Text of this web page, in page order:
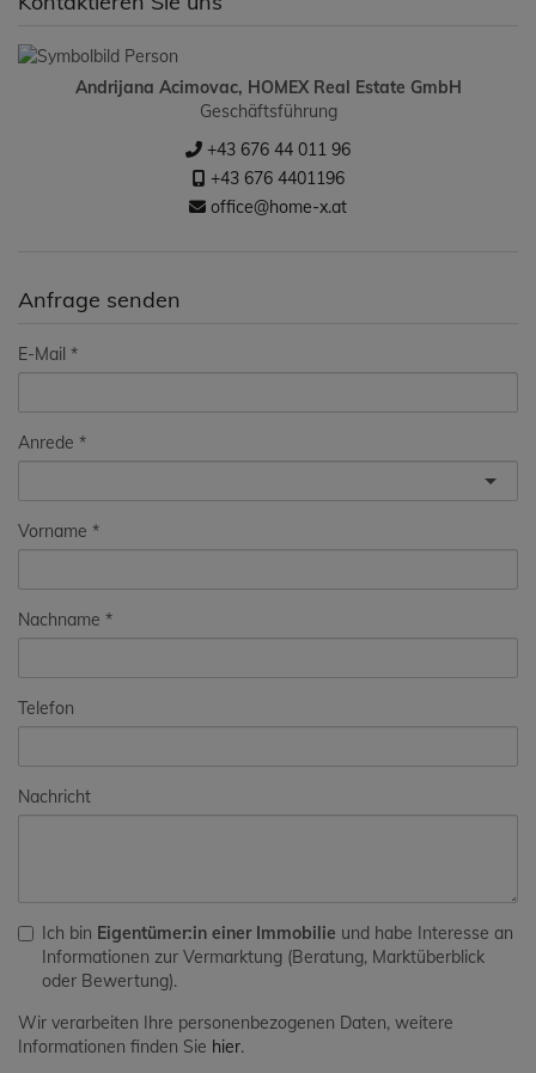
Andrijana Acimovac, HOMEX Real Estate GmbH
Geschäftsführung
+43 676 44 011 96
+43 676 4401196
office@home-x.at
Anfrage senden
E-Mail
Anrede
Vorname
Nachname
Telefon
Nachricht
Ich bin Eigentümer:in einer Immobilie und habe Interesse an
Informationen zur Vermarktung (Beratung, Marktüberblick
oder Bewertung).
Wir verarbeiten Ihre personenbezogenen Daten, weitere
Informationen finden Sie hier.